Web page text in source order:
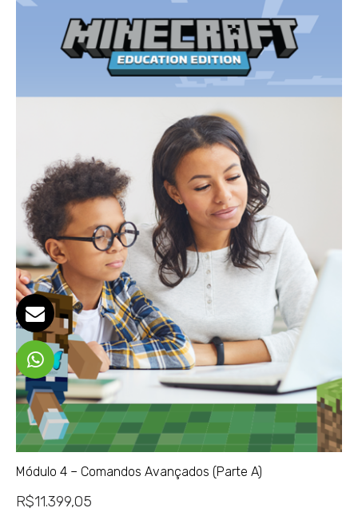
Módulo 4 – Comandos Avançados (Parte A)
R$11.399,05